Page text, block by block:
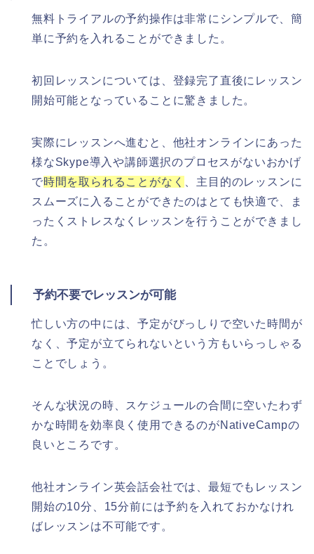
無料トライアルの予約操作は非常にシンプルで、簡
単に予約を入れることができました。
初回レッスンについては、登録完了直後にレッスン
開始可能となっていることに驚きました。
実際にレッスンへ進むと、他社オンラインにあった
様なSkype導入や講師選択のプロセスがないおかげ
で時間を取られることがなく
、主目的のレッスンに
スムーズに入ることができたのはとても快適で、ま
ったくストレスなくレッスンを行うことができまし
た。
予約不要でレッスンが可能
忙しい方の中には、予定がびっしりで空いた時間が
なく、予定が立てられないという方もいらっしゃる
ことでしょう。
そんな状況の時、スケジュールの合間に空いたわず
かな時間を効率良く使用できるのがNativeCampの
良いところです。
他社オンライン英会話会社では、最短でもレッスン
開始の10分、15分前には予約を入れておかなけれ
ばレッスンは不可能です。